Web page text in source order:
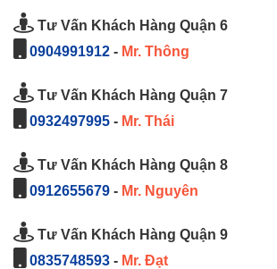
Tư Vấn Khách Hàng Quận 6
0904991912 - Mr. Thông
Tư Vấn Khách Hàng Quận 7
0932497995 - Mr. Thái
Tư Vấn Khách Hàng Quận 8
0912655679 - Mr. Nguyên
Tư Vấn Khách Hàng Quận 9
0835748593 - Mr. Đạt